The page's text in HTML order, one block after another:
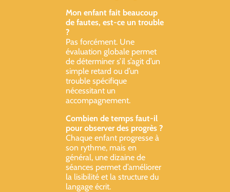
Mon enfant fait beaucoup
de fautes, est-ce un trouble
?
Pas forcément. Une
évaluation globale permet
de déterminer s’il s’agit d’un
simple retard ou d’un
trouble spécifique
nécessitant un
accompagnement.
Combien de temps faut-il
pour observer des progrès ?
Chaque enfant progresse à
son rythme, mais en
général, une dizaine de
séances permet d’améliorer
la lisibilité et la structure du
langage écrit.